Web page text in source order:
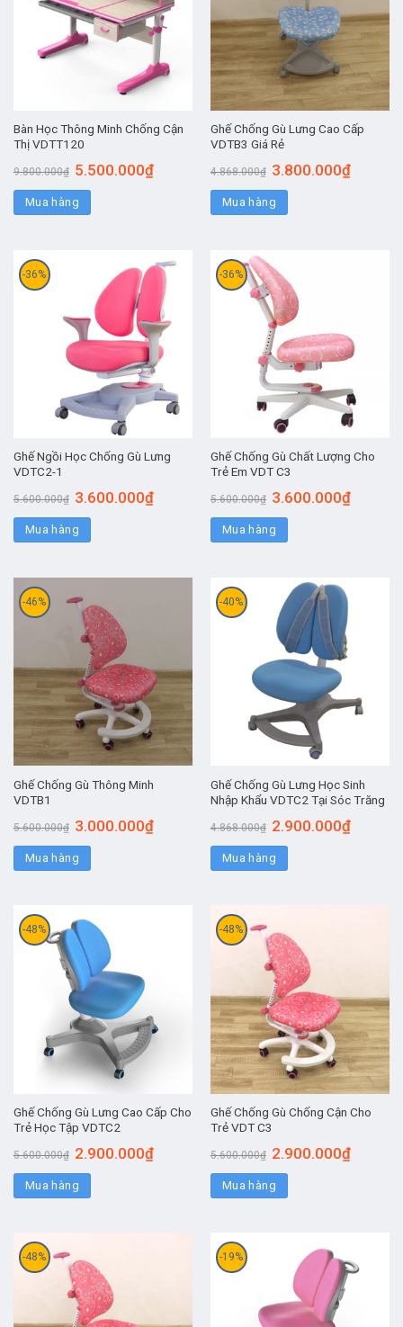
Bàn Học Thông Minh Chống Cận
Thị VDTT120
9.800.000₫ 5.500.000₫
Mua hàng
Ghế Chống Gù Lưng Cao Cấp
VDTB3 Giá Rẻ
4.868.000₫ 3.800.000₫
Mua hàng
-36%
Ghế Ngồi Học Chống Gù Lưng
VDTC2-1
5.600.000₫ 3.600.000₫
Mua hàng
-36%
Ghế Chống Gù Chất Lượng Cho
Trẻ Em VDT C3
5.600.000₫ 3.600.000₫
Mua hàng
-46%
Ghế Chống Gù Thông Minh
VDTB1
5.600.000₫ 3.000.000₫
Mua hàng
-40%
Ghế Chống Gù Lưng Học Sinh
Nhập Khẩu VDTC2 Tại Sóc Trăng
4.868.000₫ 2.900.000₫
Mua hàng
-48%
Ghế Chống Gù Lưng Cao Cấp Cho
Trẻ Học Tập VDTC2
5.600.000₫ 2.900.000₫
Mua hàng
-48%
Ghế Chống Gù Chống Cận Cho
Trẻ VDT C3
5.600.000₫ 2.900.000₫
Mua hàng
-48% -19%